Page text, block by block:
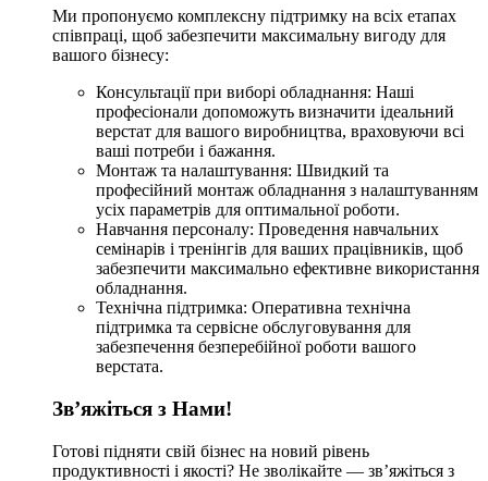
Ми пропонуємо комплексну підтримку на всіх етапах
співпраці, щоб забезпечити максимальну вигоду для
вашого бізнесу:
Консультації при виборі обладнання: Наші
професіонали допоможуть визначити ідеальний
верстат для вашого виробництва, враховуючи всі
ваші потреби і бажання.
Монтаж та налаштування: Швидкий та
професійний монтаж обладнання з налаштуванням
усіх параметрів для оптимальної роботи.
Навчання персоналу: Проведення навчальних
семінарів і тренінгів для ваших працівників, щоб
забезпечити максимально ефективне використання
обладнання.
Технічна підтримка: Оперативна технічна
підтримка та сервісне обслуговування для
забезпечення безперебійної роботи вашого
верстата.
Зв’яжіться з Нами!
Готові підняти свій бізнес на новий рівень
продуктивності і якості? Не зволікайте — зв’яжіться з